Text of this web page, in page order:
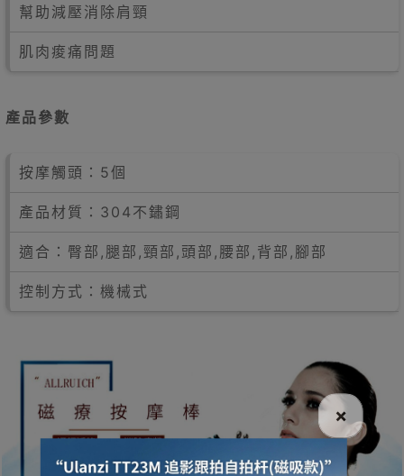
幫助減壓消除肩頸
肌肉痠痛問題
產品參數
按摩觸頭：5個
產品材質：304不鏽鋼
適合：臀部,腿部,頸部,頭部,腰部,背部,腳部
控制方式：機械式
×